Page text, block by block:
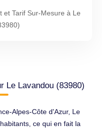
et Tarif Sur-Mesure à Le
Le Lavandou (83980)
Alpes-Côte d'Azur, Le
ce qui en fait la